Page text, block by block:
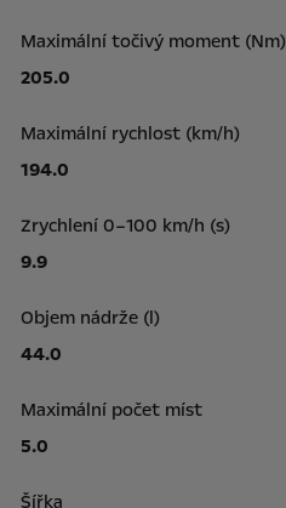
Maximální točivý moment (Nm)
205.0
Maximální rychlost (km/h)
194.0
Zrychlení 0–100 km/h (s)
9.9
Objem nádrže (l)
44.0
Maximální počet míst
5.0
Šířka